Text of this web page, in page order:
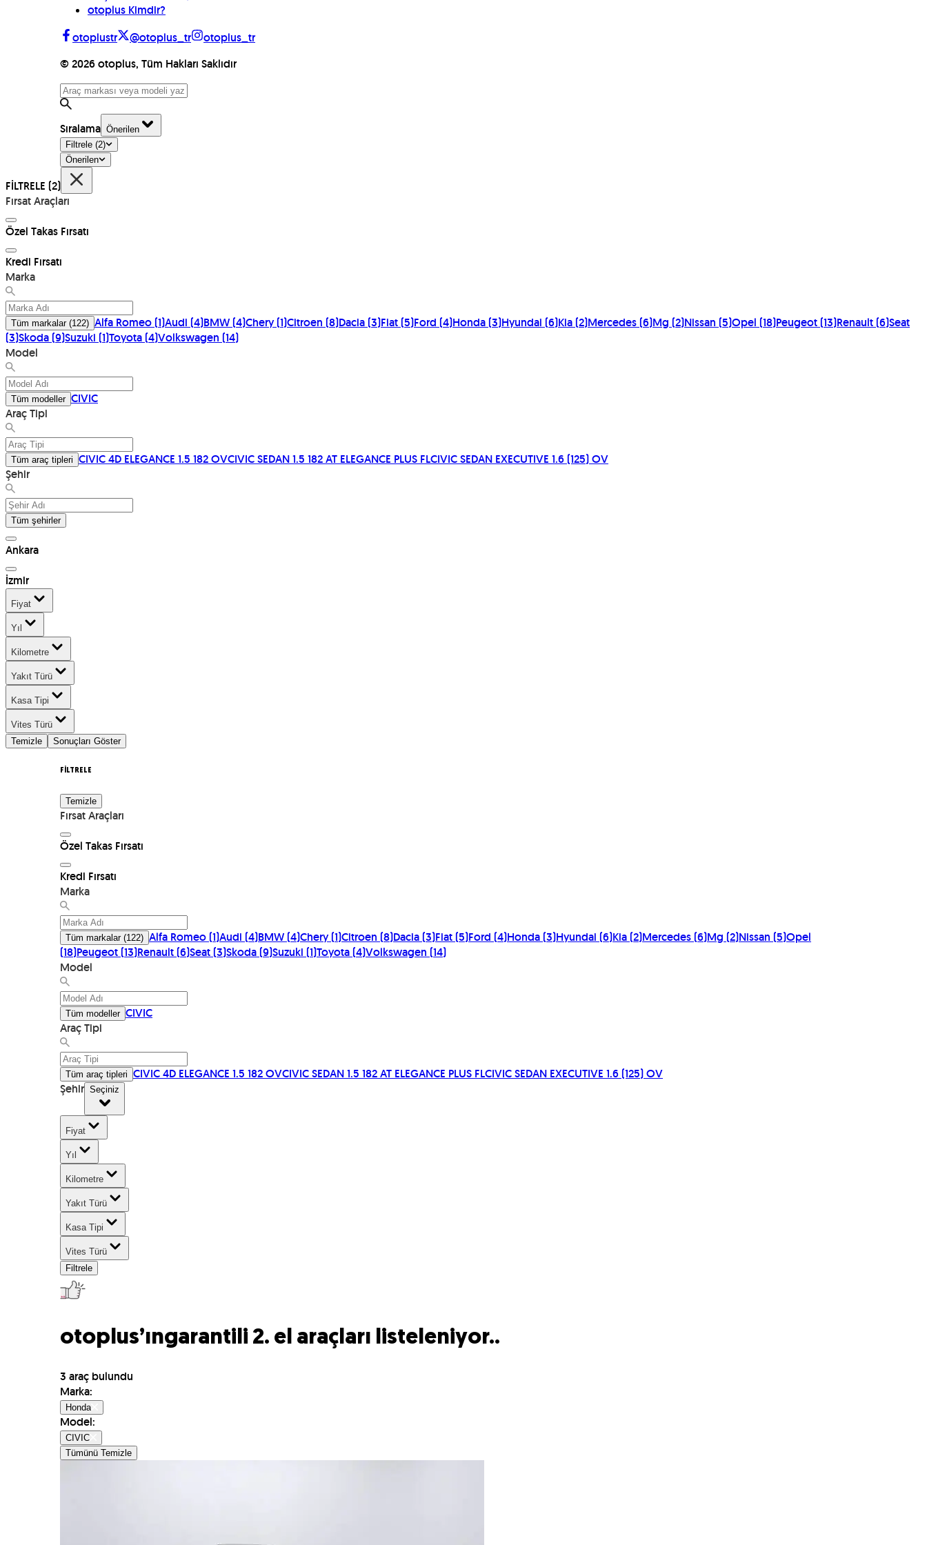
otoplus Kimdir?
otoplustr
@otoplus_tr
otoplus_tr
© 2026 otoplus, Tüm Hakları Saklıdır
Sıralama Önerilen
Filtrele (2)
Önerilen
FİLTRELE (2)
Fırsat Araçları
Özel Takas Fırsatı
Kredi Fırsatı
Marka
Tüm markalar(122) Alfa Romeo(1)Audi (4)BMW(4)Chery(1)Citroen (8)Dacia(3)Fiat(5)Ford (4)Honda(3)Hyundai (6)Kia(2)Mercedes(6)Mg (2)Nissan (5)Opel (18)Peugeot(13)Renault(6)Seat
(3)Skoda(9)Suzuki (1)Toyota(4)Volkswagen (14)
Model
Tüm modeller CIVIC
Araç Tipi
Tüm araç tipleri CIVIC 4D ELEGANCE 1.5 182 OVCIVIC SEDAN 1.5 182 AT ELEGANCE PLUS FLCIVIC SEDAN EXECUTIVE 1.6 (125) OV
Şehir
Tüm şehirler
Ankara
İzmir
Fiyat
Yıl
Kilometre
Yakıt Türü
Kasa Tipi
Vites Türü
Temizle
Sonuçları Göster
FİLTRELE
Temizle
Fırsat Araçları
Özel Takas Fırsatı
Kredi Fırsatı
Marka
Tüm markalar(122) Alfa Romeo(1)Audi (4)BMW(4)Chery(1)Citroen (8)Dacia(3)Fiat(5)Ford (4)Honda(3)Hyundai (6)Kia(2)Mercedes(6)Mg (2)Nissan (5)Opel
(18)Peugeot(13)Renault(6)Seat(3)Skoda(9)Suzuki (1)Toyota(4)Volkswagen (14)
Model
Tüm modeller CIVIC
Araç Tipi
Tüm araç tipleri CIVIC 4D ELEGANCE 1.5 182 OVCIVIC SEDAN 1.5 182 AT ELEGANCE PLUS FLCIVIC SEDAN EXECUTIVE 1.6 (125) OV
Şehir Seçiniz
Fiyat
Yıl
Kilometre
Yakıt Türü
Kasa Tipi
Vites Türü
Filtrele
otoplus’ıngarantili 2. el araçları listeleniyor..
3 araç bulundu
Marka:
Honda
Model:
CIVIC
Tümünü Temizle